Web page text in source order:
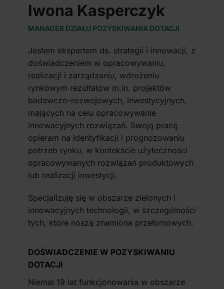
Iwona Kasperczyk
MANAGER DZIAŁU POZYSKIWANIA DOTACJI
Jestem ekspertem ds. strategii i innowacji, z
doświadczeniem w opracowywaniu,
realizacji i zarządzaniu, wdrożeniu
rynkowym rezultatów m.in. projektów
badawczo-rozwojowych, inwestycyjnych,
mających na celu opracowywanie
innowacyjnych rozwiązań. Swoją pracę
opieram na identyfikacji i prognozowaniu
potrzeb rynku, w kontekście użyteczności
opracowywanych rozwiązań produktowych
lub realizacji inwestycji.
Specjalizuję się w obszarze zielonych i
innowacyjnych technologii, w szczególności
tych, które noszą znamiona przełomowych.
DOŚWIADCZENIE W POZYSKIWANIU
DOTACJI
Niemal 19 lat funkcjonowania w obszarze